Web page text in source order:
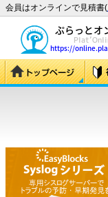
会員はオンラインで見積書(